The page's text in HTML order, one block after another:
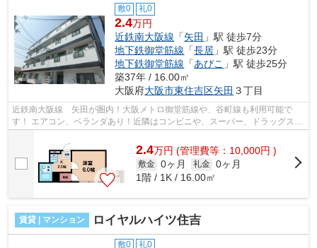
敷0 礼0
2.4万円
近鉄南大阪線 「矢田 」駅 徒歩7分
地下鉄御堂筋線 「長居 」駅 徒歩23分
地下鉄御堂筋線 「あびこ 」駅 徒歩25分
築37年 / 16.00㎡
大阪府大阪市東住吉区矢田 ３丁目
近鉄南大阪線 矢田が圏内！大阪メトロ御堂筋線や、谷町線も利用可能で
す！ エアコン、ベランダあり！近隣はコンビニや、スーパー、ドラッグスト
アなどあり、生活がしやすいです！ ■...
2.4万円 (管理費等：10,000円 )
敷金 0ヶ月 礼金 0ヶ月
1階 / 1K / 16.00㎡
賃貸 | マンション ロイヤルハイツ住吉
敷0 礼0